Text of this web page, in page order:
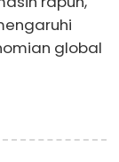
global